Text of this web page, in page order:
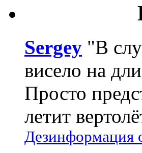
Sergey "В
висело на
Просто
летит
Дезинформация